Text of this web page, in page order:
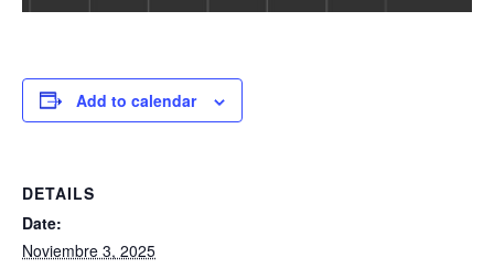
Add to calendar
DETAILS
Date:
Noviembre 3, 2025